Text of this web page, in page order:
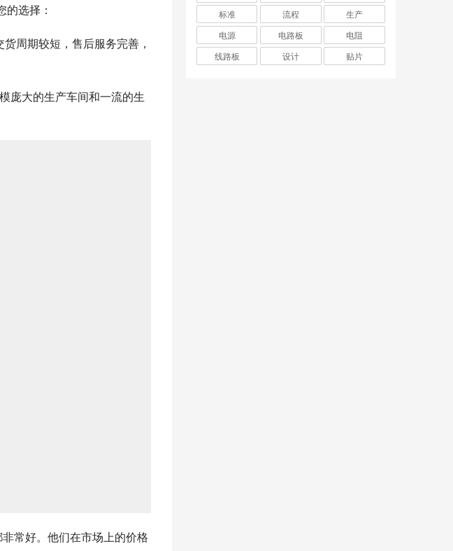
选择：
周期较短，售后服务完善，
庞大的生产车间和一流的生
标准
流程
生产
电源
电路板
电阻
线路板
设计 贴片